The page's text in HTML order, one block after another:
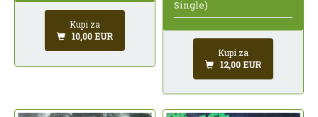
Kupi za
10,00 EUR
Single)
Kupi za
12,00 EUR